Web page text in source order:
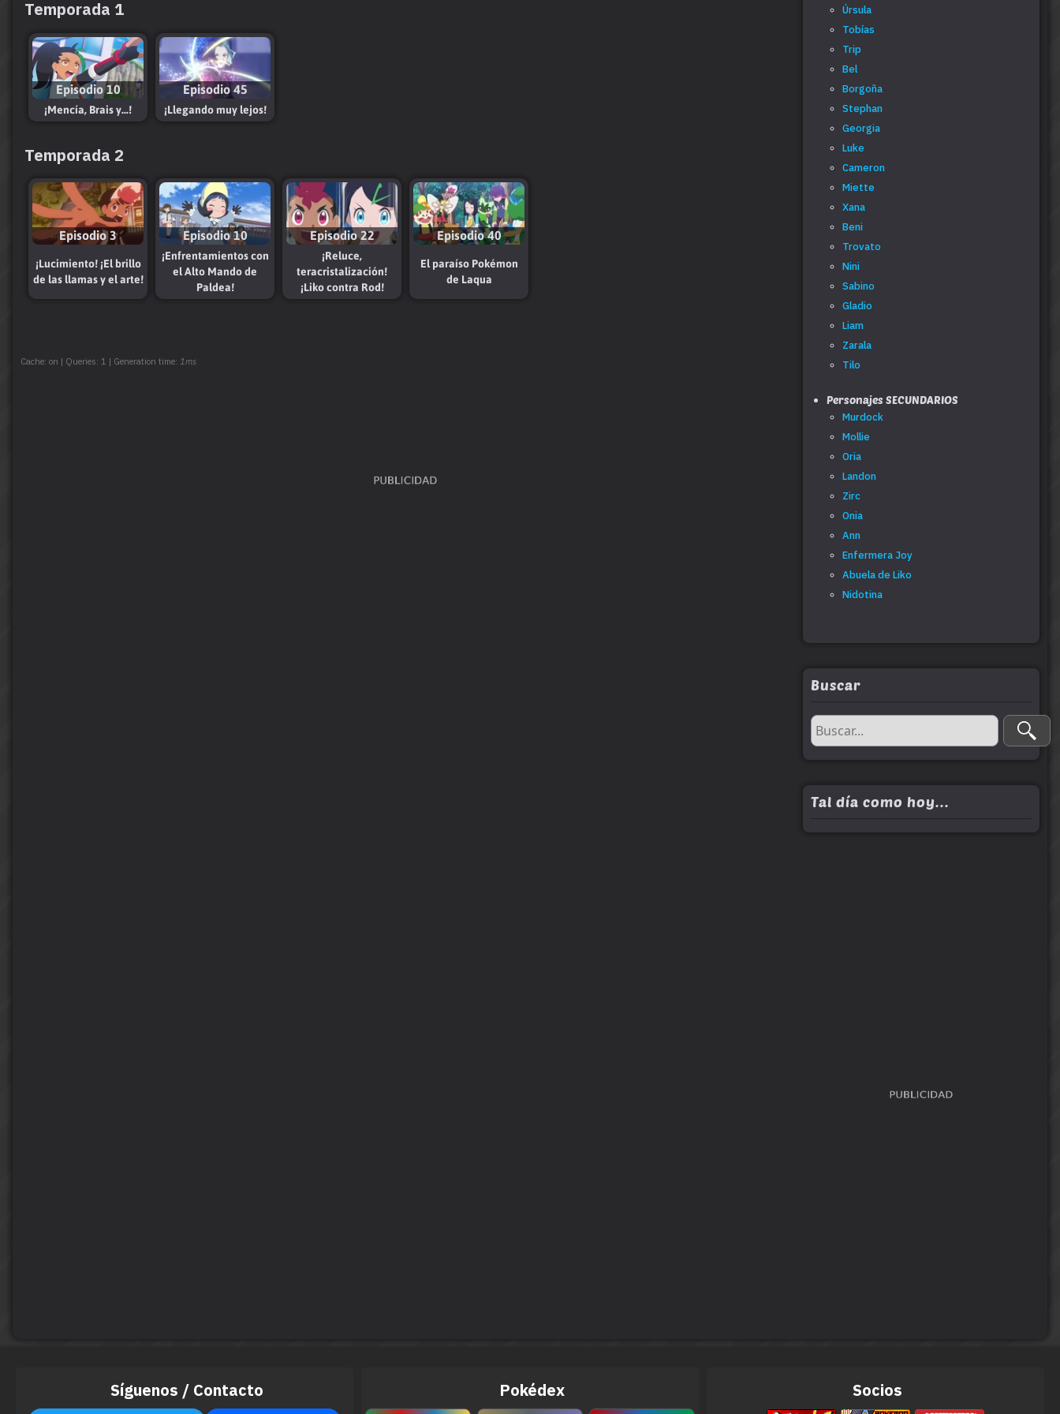
Temporada 1
Episodio 10
¡Mencía, Brais y...!
Episodio 45
¡Llegando muy lejos!
Temporada 2
Episodio 3
¡Lucimiento! ¡El brillo
de las llamas y el arte!
Episodio 10
¡Enfrentamientos con
el Alto Mando de
Paldea!
Episodio 22
¡Reluce,
teracristalización!
¡Liko contra Rod!
Episodio 40
El paraíso Pokémon
de Laqua
Cache: on | Queries: 1 | Generation time: 1ms
Úrsula
Tobías
Trip
Bel
Borgoña
Stephan
Georgia
Luke
Cameron
Miette
Xana
Beni
Trovato
Nini
Sabino
Gladio
Liam
Zarala
Tilo
Personajes SECUNDARIOS
Murdock
Mollie
Oria
Landon
Zirc
Onia
Ann
Enfermera Joy
Abuela de Liko
Nidotina
Buscar
Tal día como hoy...
Síguenos / Contacto Pokédex Socios